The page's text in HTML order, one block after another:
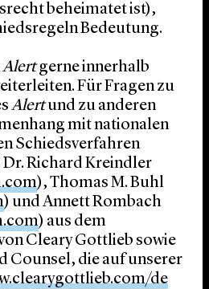
beheimatet ist),
Bedeutung.
Alertgerne innerhalb
Für Fragen zu
Alertund zu anderen
mit nationalen
Schiedsverfahren
Dr. Richard Kreindler
), Thomas M. Buhl
) und Annett Rombach
) aus dem
Cleary Gottlieb sowie
Counsel, die auf unserer
de